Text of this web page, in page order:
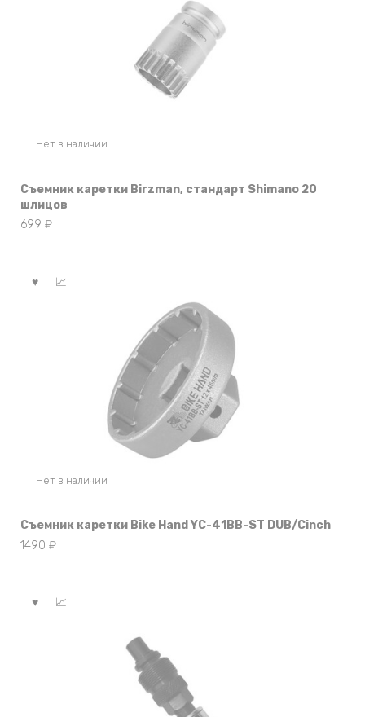
Нет в наличии
Съемник каретки Birzman, стандарт Shimano 20
шлицов
699 ₽
Нет в наличии
Съемник каретки Bike Hand YC-41BB-ST DUB/Cinch
1490 ₽